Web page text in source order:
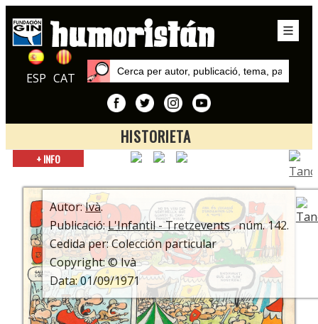
ESP CAT
HISTORIETA
Inici
Ivà
+ INFO
Autor:Ivà.
Publicació:L'Infantil - Tretzevents, núm. 142.
Cedida per: Colección particular
Copyright: © Ivà
Data: 01/09/1971